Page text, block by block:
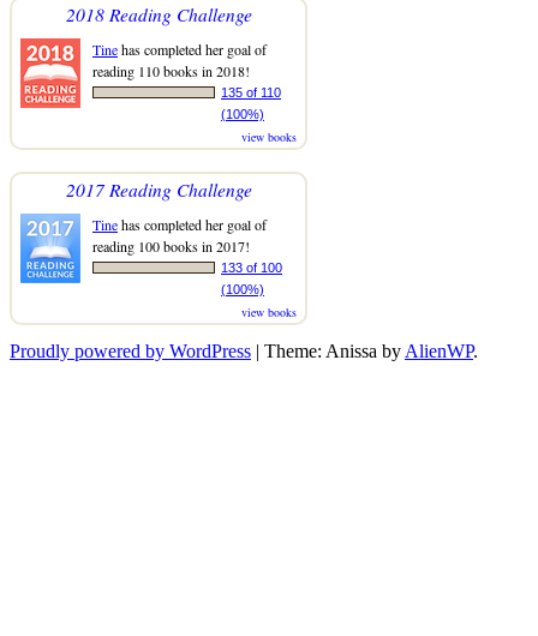
2018 Reading Challenge
Tinehas completed her goal of
reading 110 books in 2018!
135 of 110
(100%)
view books
2017 Reading Challenge
Tinehas completed her goal of
reading 100 books in 2017!
133 of 100
(100%)
view books
Proudly powered by WordPress | Theme: Anissa by AlienWP.